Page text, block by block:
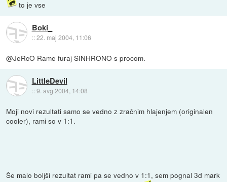
to je vse
Boki_
::22. maj 2004, 11:06
@JeRcO Rame furaj SINHRONO s procom.
LittleDevil
::9. avg 2004, 14:08
Moji novi rezultati samo se vedno z zračnim hlajenjem (originalen
cooler), rami so v 1:1.
Še malo boljši rezultat rami pa se vedno v 1:1, sem pognal 3d mark